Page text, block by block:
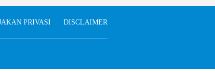
PRIVASI DISCLAIMER